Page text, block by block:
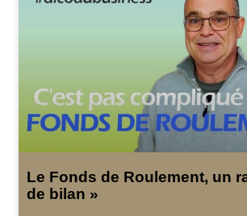
Le Fonds de Roulement, un
de bilan »